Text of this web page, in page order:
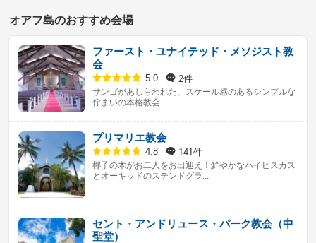
オアフ島のおすすめ会場
ファースト・ユナイテッド・メソジスト教
会
5.0 2件
サンゴがあしらわれた、スケール感のあるシンプルな
佇まいの本格教会
プリマリエ教会
4.8 141件
椰子の木がお二人をお出迎え！鮮やかなハイビスカス
とオーキッドのステンドグラ...
セント・アンドリュース・パーク教会（中
聖堂）